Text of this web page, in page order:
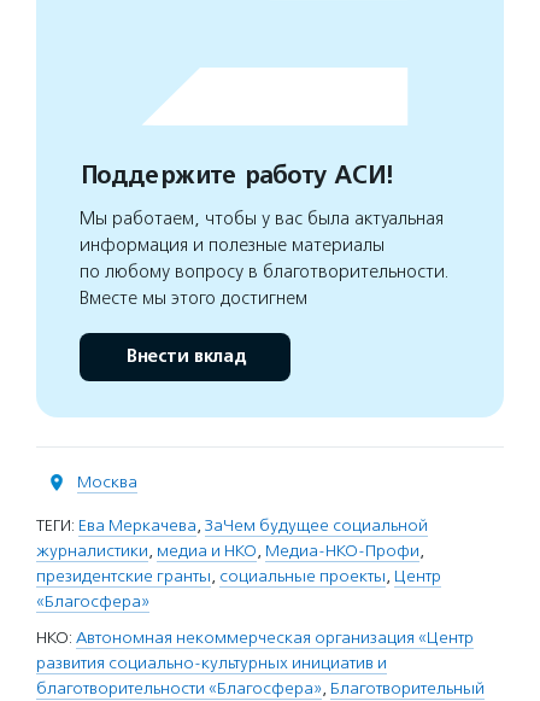
Поддержите работу АСИ!
Мы работаем, чтобы у вас была актуальная
информация и полезные материалы
по любому вопросу в благотворительности.
Вместе мы этого достигнем
Внести вклад
Москва
ТЕГИ: Ева Меркачева, ЗаЧем будущее социальной
журналистики, медиа и НКО, Медиа-НКО-Профи,
президентские гранты, социальные проекты, Центр
«Благосфера»
НКО: Автономная некоммерческая организация «Центр
развития социально-культурных инициатив и
благотворительности «Благосфера», Благотворительный